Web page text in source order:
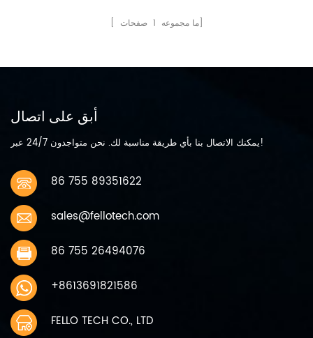
الأقصى الموصى به الحالي تحت التفريغ
35.0 ز
[ ما مجموعه 1 صفحات]
أبق على اتصال
يمكنك الاتصال بنا بأي طريقة مناسبة لك. نحن متواجدون 24/7 عبر!
86 755 89351622
sales@fellotech.com
86 755 26494076
+8613691821586
FELLO TECH CO., LTD